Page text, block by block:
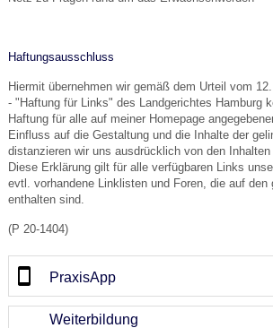
Haftungsausschluss
Hiermit übernehmen wir gemäß dem Urteil vom
- "Haftung für Links" des Landgerichtes Hamburg
Haftung für alle auf meiner Homepage
Einfluss auf die Gestaltung und die Inhalte der
distanzieren wir uns ausdrücklich von den Inhalten
Diese Erklärung gilt für alle verfügbaren Links
evtl. vorhandene Linklisten und Foren, die auf den
enthalten sind.
(P 20-1404)
PraxisApp
Weiterbildung